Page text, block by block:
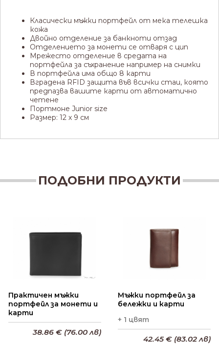
Класически мъжки портфейл от мека телешка
кожа
Двойно отделение за банкноти отзад
Отделението за монети се отваря с цип
Мрежесто отделение в средата на
портфейла за съхранение например на снимки
В портфейла има общо 8 карти
Вградена RFID защита във всички стаи, която
предпазва вашите карти от автоматично
четене
Портмоне Junior size
Размер: 12 х 9 см
ПОДОБНИ ПРОДУКТИ
Практичен мъжки
портфейл за монети и
карти
38.86 € (76.00 лв)
Мъжки портфейл за
бележки и карти
+ 1 цвят
42.45 € (83.02 лв)